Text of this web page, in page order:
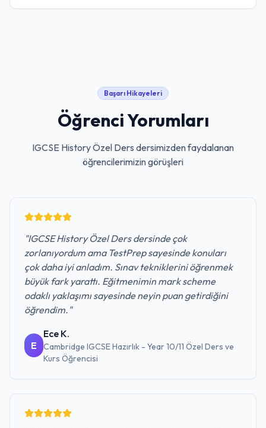
Başarı Hikayeleri
Öğrenci Yorumları
IGCSE History Özel Ders dersimizden faydalanan
öğrencilerimizin görüşleri
"IGCSE History Özel Ders dersinde çok
zorlanıyordum ama TestPrep sayesinde konuları
çok daha iyi anladım. Sınav tekniklerini öğrenmek
büyük fark yarattı. Eğitmenimin mark scheme
odaklı yaklaşımı sayesinde neyin puan getirdiğini
öğrendim. "
E
Ece K.
Cambridge IGCSE Hazırlık - Year 10/11 Özel Ders ve
Kurs Öğrencisi